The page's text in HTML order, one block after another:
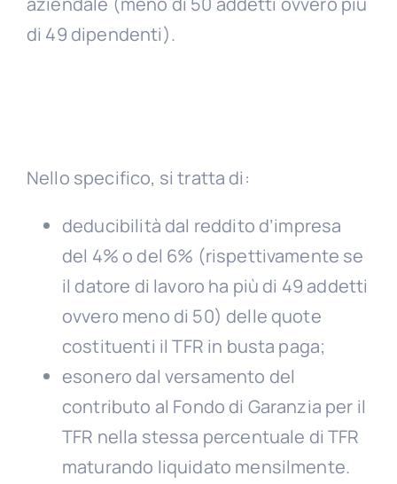
di 49 dipendenti).
Nello specifico, si tratta di:
deducibilità dal reddito d’impresa
del 4% o del 6% (rispettivamente se
il datore di lavoro ha più di 49 addetti
ovvero meno di 50) delle quote
costituenti il TFR in busta paga;
esonero dal versamento del
contributo al Fondo di Garanzia per il
TFR nella stessa percentuale di TFR
maturando liquidato mensilmente.